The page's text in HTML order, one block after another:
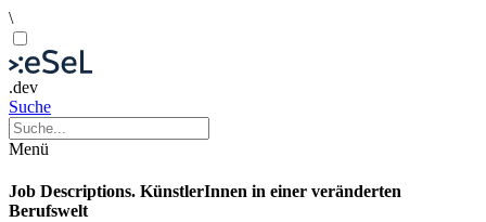
\
.dev
Suche
Menü
Job Descriptions. KünstlerInnen in einer veränderten
Berufswelt